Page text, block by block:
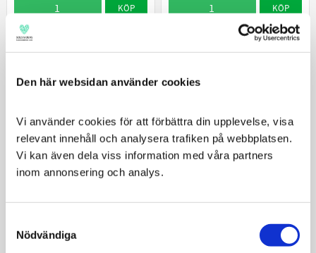
Den här websidan använder cookies
Vi använder cookies för att förbättra din upplevelse, visa
relevant innehåll och analysera trafiken på webbplatsen.
Vi kan även dela viss information med våra partners
inom annonsering och analys.
Selection
Nödvändiga
KÖP KÖP
ICF CLX Wipes 40st
till hund, katt, häst och
ICF Zincoseb Schampo
Schampo till hund och
katt med fet och mjällig